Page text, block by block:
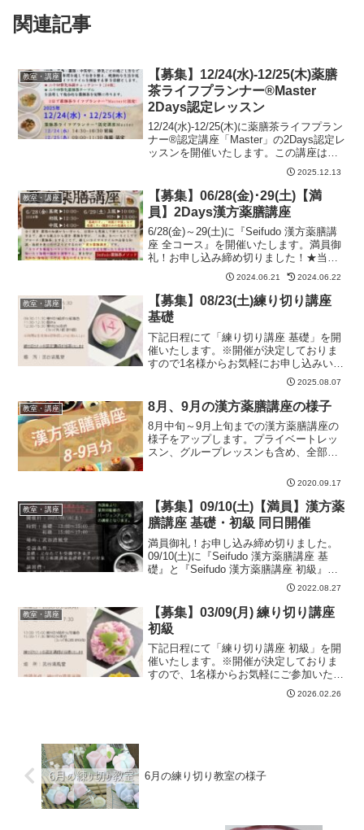
関連記事
教室・講座
【募集】12/24(水)-12/25(木)薬膳
茶ライフプランナー®Master
2Days認定レッスン
12/24(水)-12/25(木)に薬膳茶ライフプラン
ナー®認定講座「Master」の2Days認定レ
ッスンを開催いたします。この講座は薬
膳茶ライフプランナー認定講座
「Master」の「前編」・「後編/認定」を
2日でご受講いただき「薬膳茶ラ...
2025.12.13
教室・講座
【募集】06/28(金)･29(土)【満
員】2Days漢方薬膳講座
6/28(金)～29(土)に『Seifudo 漢方薬膳講
座 全コース』を開催いたします。満員御
礼！お申し込み締め切りました！★当講
座は「Seifudo 漢方薬膳講座」の基礎・初
級・中級・上級・マスターの全講座を2日
間で受講していただけるコー...
2024.06.21 2024.06.22
教室・講座
【募集】08/23(土)練り切り講座
基礎
下記日程にて「練り切り講座 基礎」を開
催いたします。※開催が決定しておりま
すので1名様からお気軽にお申し込みいた
だけます。★どなたでもご受講いただけ
ます。■開催日：2025/08/23(土)09:30～
15:30頃 09:30-11:30 ...
2025.08.07
教室・講座 8月、9月の漢方薬膳講座の様子
8月中旬～9月上旬までの漢方薬膳講座の
様子をアップします。プライベートレッ
スン、グループレッスンも含め、全部で8
定コースまで全ての講座を受講された方
ートレッスン、グル...
2020.09.17
教室・講座
【募集】09/10(土)【満員】漢方薬
膳講座 基礎・初級 同日開催
満員御礼！お申し込み締め切りました。
09/10(土)に『Seifudo 漢方薬膳講座 基
礎』と『Seifudo 漢方薬膳講座 初級』を
同日開催いたします。『Seifudo 漢方薬膳
講座 基礎』 13:00～15:00『Seifudo 漢
方薬...
2022.08.27
教室・講座
【募集】03/09(月) 練り切り講座
初級
下記日程にて「練り切り講座 初級」を開
催いたします。※開催が決定しておりま
すので、1名様からお気軽にご参加いただ
けます。■開催日：2026年03月09日(月)
13:00～17:30頃13:00-15:00 練り切り餡作
2026.02.26
6月の練り切り教室の様子